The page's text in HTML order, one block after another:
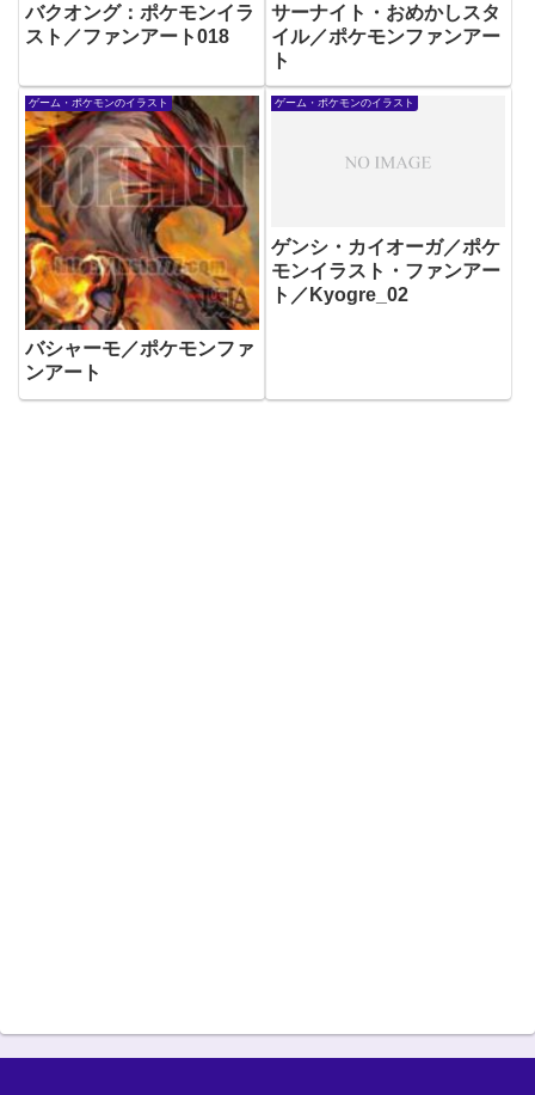
バクオング：ポケモンイラ
スト／ファンアート018
サーナイト・おめかしスタ
イル／ポケモンファンアー
ト
ゲーム・ポケモンのイラスト
バシャーモ／ポケモンファ
ンアート
ゲーム・ポケモンのイラスト
ゲンシ・カイオーガ／ポケ
モンイラスト・ファンアー
ト／Kyogre_02